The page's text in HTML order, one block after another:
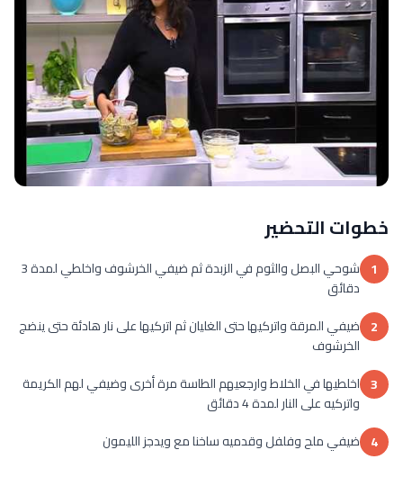
خطوات التحضير
1
شوحي البصل والثوم في الزبدة ثم ضيفي الخرشوف واخلطي لمدة 3
دقائق
2 ضيفي المرقة واتركيها حتى الغليان ثم اتركيها على نار هادئة حتى ينضج
الخرشوف
3 اخلطيها في الخلاط وارجعيهم الطاسة مرة أخرى وضيفي لهم الكريمة
واتركيه على النار لمدة 4 دقائق
4 ضيفي ملح وفلفل وقدميه ساخنا مع ويدجز الليمون